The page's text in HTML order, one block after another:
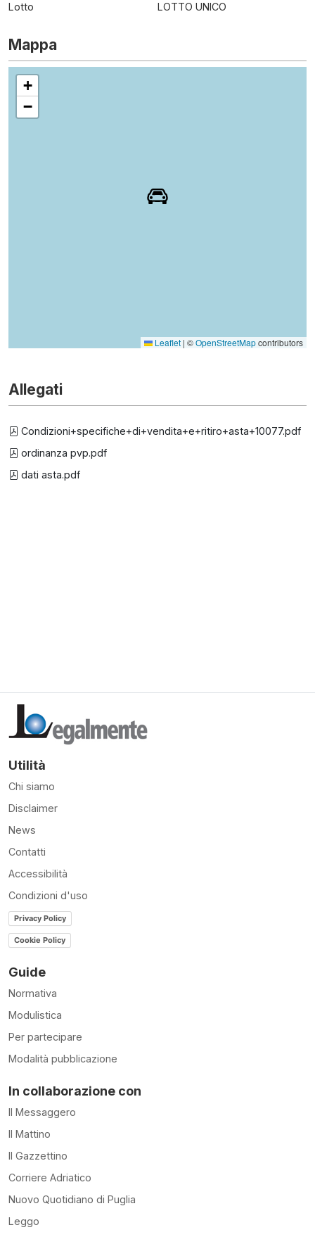
Lotto
LOTTO UNICO
Mappa
+
−
Leaflet | ©OpenStreetMapcontributors
Allegati
Condizioni+specifiche+di+vendita+e+ritiro+asta+10077.pdf
ordinanza pvp.pdf
dati asta.pdf
Utilità
Chi siamo
Disclaimer
News
Contatti
Accessibilità
Condizioni d'uso
Privacy Policy
Cookie Policy
Guide
Normativa
Modulistica
Per partecipare
Modalità pubblicazione
In collaborazione con
Il Messaggero
Il Mattino
Il Gazzettino
Corriere Adriatico
Nuovo Quotidiano di Puglia
Leggo